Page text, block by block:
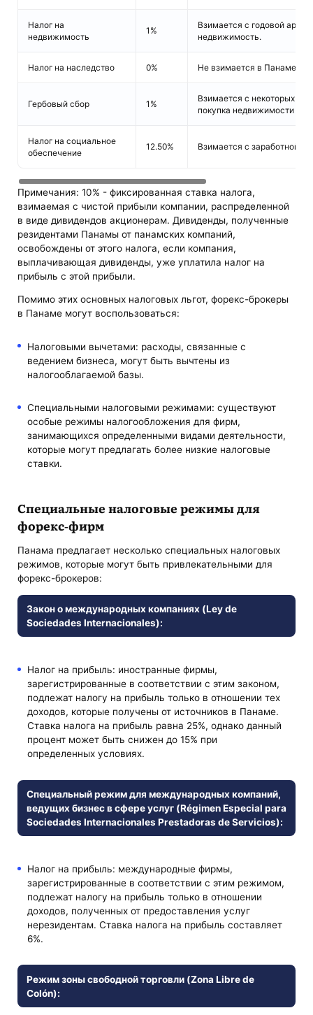
Налог на
недвижимость
1%
Взимается с годовой
недвижимость.
Налог на наследство 0% Не взимается в Панаме.
Гербовый сбор 1%
Взимается с некоторых
покупка недвижимости и
Налог на социальное
обеспечение
12.50% Взимается с заработной
Примечания: 10% - фиксированная ставка налога,
взимаемая с чистой прибыли компании, распределенной
в виде дивидендов акционерам. Дивиденды, полученные
резидентами Панамы от панамских компаний,
освобождены от этого налога, если компания,
выплачивающая дивиденды, уже уплатила налог на
прибыль с этой прибыли.
Помимо этих основных налоговых льгот, форекс-брокеры
в Панаме могут воспользоваться:
Налоговыми вычетами: расходы, связанные с
ведением бизнеса, могут быть вычтены из
налогооблагаемой базы.
Специальными налоговыми режимами: существуют
особые режимы налогообложения для фирм,
занимающихся определенными видами деятельности,
которые могут предлагать более низкие налоговые
ставки.
Специальные налоговые режимы для
форекс-фирм
Панама предлагает несколько специальных налоговых
режимов, которые могут быть привлекательными для
форекс-брокеров:
Закон о международных компаниях (Ley de
Sociedades Internacionales):
Налог на прибыль: иностранные фирмы,
зарегистрированные в соответствии с этим законом,
подлежат налогу на прибыль только в отношении тех
доходов, которые получены от источников в Панаме.
Ставка налога на прибыль равна 25%, однако данный
процент может быть снижен до 15% при
определенных условиях.
Специальный режим для международных компаний,
ведущих бизнес в сфере услуг (Régimen Especial para
Sociedades Internacionales Prestadoras de Servicios):
Налог на прибыль: международные фирмы,
зарегистрированные в соответствии с этим режимом,
подлежат налогу на прибыль только в отношении
доходов, полученных от предоставления услуг
нерезидентам. Ставка налога на прибыль составляет
6%.
Режим зоны свободной торговли (Zona Libre de
Colón):